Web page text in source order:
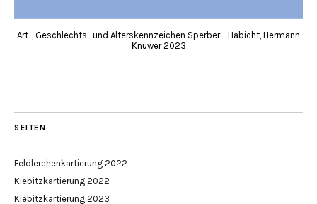
Art-, Geschlechts- und Alterskennzeichen Sperber - Habicht, Hermann
Knüwer 2023
SEITEN
Feldlerchenkartierung 2022
Kiebitzkartierung 2022
Kiebitzkartierung 2023